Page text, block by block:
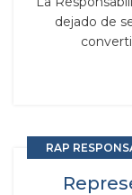
dejado de
RAP